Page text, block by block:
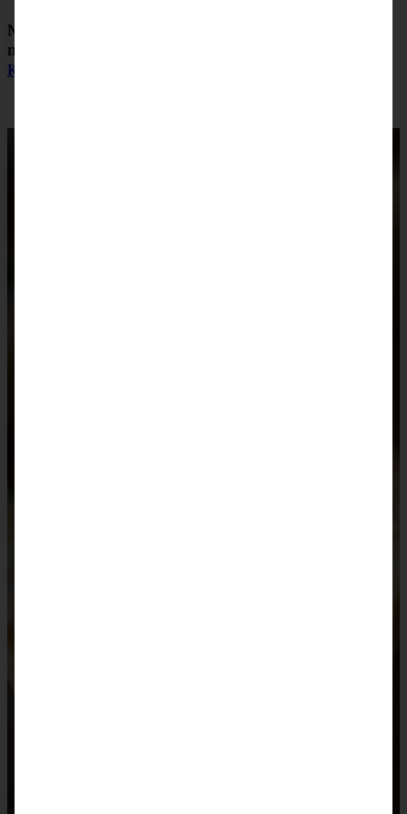
Noch mehr Lust auf Herzhaftes? Dann probiert doch mal
meinen
Knusperstangen